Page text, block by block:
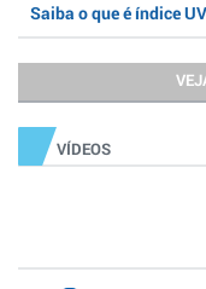
Saiba o que é índice
VÍDEOS